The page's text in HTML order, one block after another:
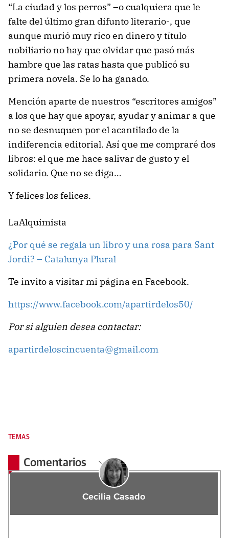
“La ciudad y los perros” –o cualquiera que le
falte del último gran difunto literario-, que
aunque murió muy rico en dinero y título
nobiliario no hay que olvidar que pasó más
hambre que las ratas hasta que publicó su
primera novela. Se lo ha ganado.
Mención aparte de nuestros “escritores amigos”
a los que hay que apoyar, ayudar y animar a que
no se desnuquen por el acantilado de la
indiferencia editorial. Así que me compraré dos
libros: el que me hace salivar de gusto y el
solidario. Que no se diga…
Y felices los felices.
LaAlquimista
¿Por qué se regala un libro y una rosa para Sant
Jordi? – Catalunya Plural
Te invito a visitar mi página en Facebook.
https://www.facebook.com/apartirdelos50/
Por si alguien desea contactar:
apartirdeloscincuenta@gmail.com
TEMAS
Comentarios
Cecilia Casado